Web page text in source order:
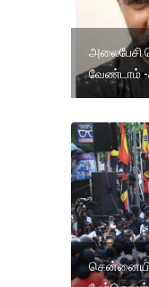
அலைபேசி
வேண்டாம் -